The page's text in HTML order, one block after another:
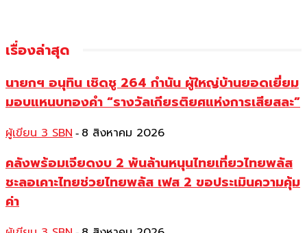
เรื่องล่าสุด
นายกฯ อนุทิน เชิดชู 264 กำนัน ผู้ใหญ่บ้านยอดเยี่ยม
มอบแหนบทองคำ “รางวัลเกียรติยศแห่งการเสียสละ”
ผู้เขียน 3 SBN - 8 สิงหาคม 2026
คลังพร้อมเจียดงบ 2 พันล้านหนุนไทยเที่ยวไทยพลัส
ชะลอเคาะไทยช่วยไทยพลัส เฟส 2 ขอประเมินความคุ้ม
ค่า